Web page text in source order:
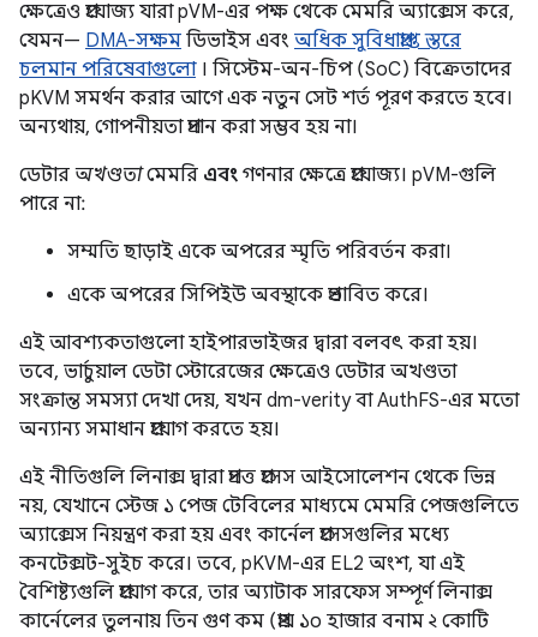
ক্ষেত্রেও প্রযোজ্য যারা pVM-এর পক্ষ থেকে মেমরি অ্যাক্সেস করে,
যেমন— DMA-সক্ষম ডিভাইস এবং অধিক সুবিধাপ্রাপ্ত স্তরে
চলমান পরিষেবাগুলো। সিস্টেম-অন-চিপ (SoC) বিক্রেতাদের
pKVM সমর্থন করার আগে এক নতুন সেট শর্ত পূরণ করতে হবে।
অন্যথায়, গোপনীয়তা প্রদান করা সম্ভব হয় না।
ডেটার অখণ্ডতামেমরি এবং গণনার ক্ষেত্রে প্রযোজ্য। pVM-গুলি
পারে না:
সম্মতি ছাড়াই একে অপরের স্মৃতি পরিবর্তন করা।
একে অপরের সিপিইউ অবস্থাকে প্রভাবিত করে।
এই আবশ্যকতাগুলো হাইপারভাইজর দ্বারা বলবৎ করা হয়।
তবে, ভার্চুয়াল ডেটা স্টোরেজের ক্ষেত্রেও ডেটার অখণ্ডতা
সংক্রান্ত সমস্যা দেখা দেয়, যখন dm-verity বা AuthFS-এর মতো
অন্যান্য সমাধান প্রয়োগ করতে হয়।
এই নীতিগুলি লিনাক্স দ্বারা প্রদত্ত প্রসেস আইসোলেশন থেকে ভিন্ন
নয়, যেখানে স্টেজ ১ পেজ টেবিলের মাধ্যমে মেমরি পেজগুলিতে
অ্যাক্সেস নিয়ন্ত্রণ করা হয় এবং কার্নেল প্রসেসগুলির মধ্যে
কনটেক্সট-সুইচ করে। তবে, pKVM-এর EL2 অংশ, যা এই
বৈশিষ্ট্যগুলি প্রয়োগ করে, তার অ্যাটাক সারফেস সম্পূর্ণ লিনাক্স
কার্নেলের তুলনায় তিন গুণ কম (প্রায় ১০ হাজার বনাম ২ কোটি